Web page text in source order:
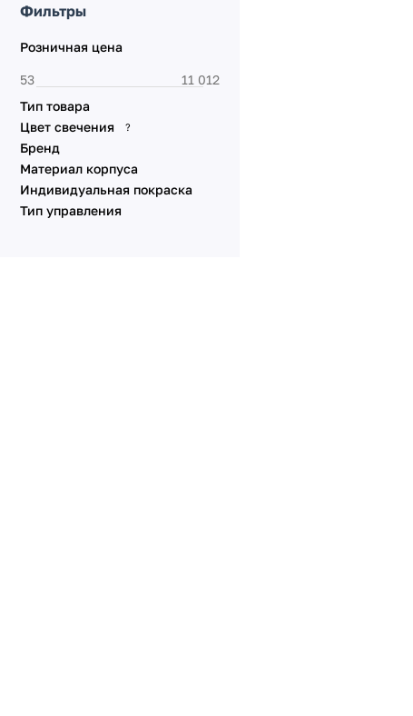
Фильтры
Розничная цена
Тип товара
Цвет свечения
?
Бренд
Материал корпуса
Индивидуальная покраска
Тип управления